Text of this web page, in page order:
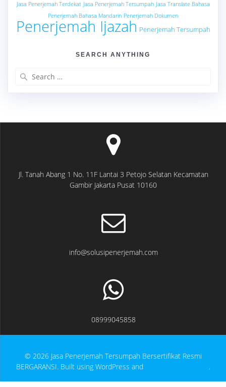
Jasa Penerjemah Terdekat Jasa Penerjemah Tersumpah Jasa Translate Bahasa
Penerjemah Bahasa Mandarin Penerjemah Dokumen
Penerjemah Ijazah Penerjemah Tersumpah
SEARCH ANYTHING
Jl. Tanah Abang 1 No. 11F Lantai 3 Petojo Selatan Kecamatan
Gambir Jakarta Pusat 10160
info@solusipenerjemah.com
08999045858
© 2026 Jasa Penerjemah Tersumpah Bersertifikat Resmi
BERGARANSI. Built using WordPress and
.